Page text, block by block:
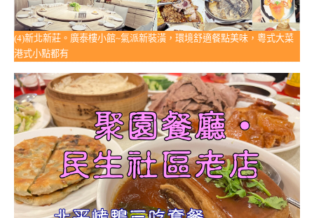
(4)新北新莊。廣泰樓小館~氣派新裝潢，環境舒適餐點美味，粵式大菜
港式小點都有